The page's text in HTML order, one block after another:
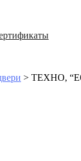
> ТЕХНО,